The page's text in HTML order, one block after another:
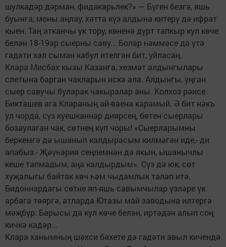
шулкадәр дәрман, фидакарьлек?» — Бүген безгә, яшь
буынга, моны аңлау, хәтта күз алдына китерү дә ифрат
кыен. Таң атканчы ук тору, көненә дүрт тапкыр кул көче
белән 18-19ар сыерны саву... Болар һәммәсе дә үтә
гадәти хәл сыман кабул ителгән бит, уйласаң.
Клара Мисбах кызы Казанга, хезмәт алдынгылары
слетына барган чакларын искә ала. Алдынгы, уңган
сыер савучы буларак чакыралар аны. Колхоз рәисе
Бикташев ага Клараның ай-ваена карамый. Ә бит нәкъ
ул чорда, сүз куешканнар диярсең, бөтен сыерлары
бозаулаган чак, сөтнең күп чоры! «Сыерларымны
беркемгә дә ышанып калдырасым килмәгән иде,- ди
апабыз.- Җәүһәрия сеңлемнән дә якын, ышанычлы
кеше тапмадым, аңа калдырдым». Сүз дә юк, сөт
хуҗалыгы байтак көч һәм чыдамлык таләп итә.
Бидоннардагы сөтне яп-яшь савымчылар үзләре үк
арбага төяргә, атларда Ютазы май заводына илтергә
мәҗбүр. Барысы да кул көче белән, иртәдән алып соң
кичкә кадәр...
Клара ханымның шәхси бәхете дә гадәти авыл кичендә